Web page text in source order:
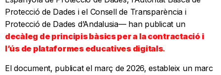
Protecció de Dades i el Consell de Transparència i
Protecció de Dades d’Andalusia— han publicat un
decàleg de principis bàsics per a la contractació i
l’ús de plataformes educatives digitals.
El document, publicat el març de 2026, estableix un marc